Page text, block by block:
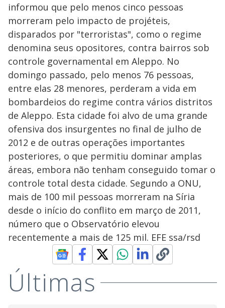
informou que pelo menos cinco pessoas
morreram pelo impacto de projéteis,
disparados por "terroristas", como o regime
denomina seus opositores, contra bairros sob
controle governamental em Aleppo. No
domingo passado, pelo menos 76 pessoas,
entre elas 28 menores, perderam a vida em
bombardeios do regime contra vários distritos
de Aleppo. Esta cidade foi alvo de uma grande
ofensiva dos insurgentes no final de julho de
2012 e de outras operações importantes
posteriores, o que permitiu dominar amplas
áreas, embora não tenham conseguido tomar o
controle total desta cidade. Segundo a ONU,
mais de 100 mil pessoas morreram na Síria
desde o início do conflito em março de 2011,
número que o Observatório elevou
recentemente a mais de 125 mil. EFE ssa/rsd
Últimas